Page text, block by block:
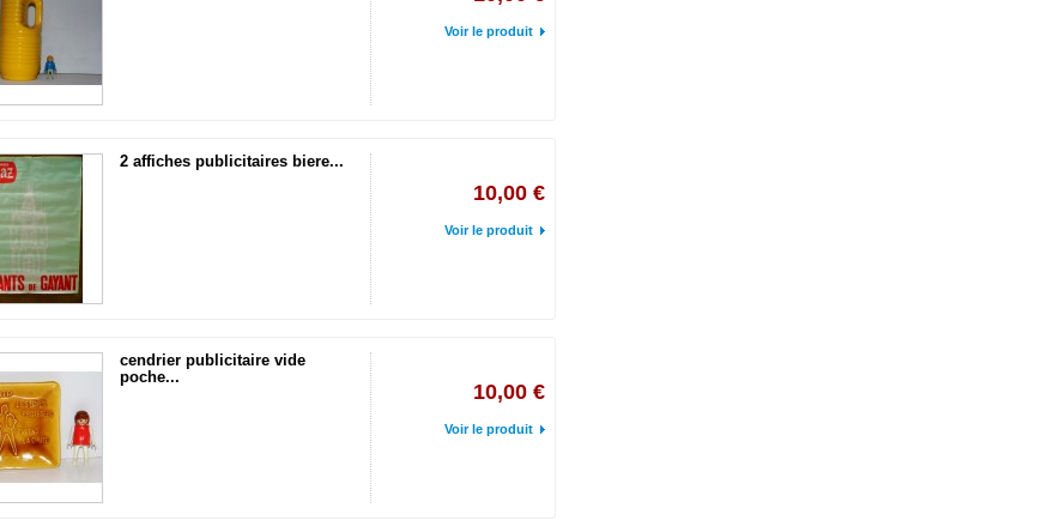
Voir le produit
2 affiches publicitaires biere...
10,00 €
Voir le produit
cendrier publicitaire vide
poche...
10,00 €
Voir le produit